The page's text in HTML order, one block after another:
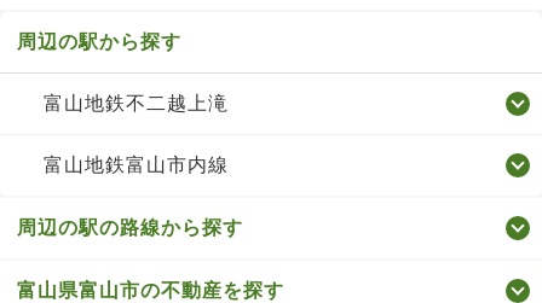
周辺の駅から探す
富山地鉄不二越上滝
富山地鉄富山市内線
周辺の駅の路線から探す
富山県富山市の不動産を探す